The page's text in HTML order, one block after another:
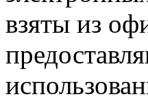
взяты из